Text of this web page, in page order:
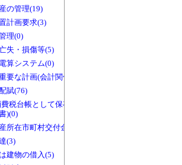
の管理(19)
計画要求(3)
理(0)
失・損傷等(5)
算システム(0)
要な計画(会計関係)(0)
賦(76)
税台帳として保存する債権発
)(0)
所在市町村交付金(1)
(3)
建物の借入(5)